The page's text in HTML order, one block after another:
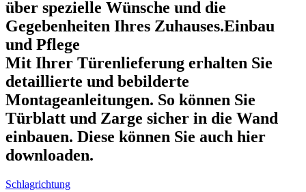
über spezielle Wünsche und die
Gegebenheiten Ihres Zuhauses.Einbau
und Pflege
Mit Ihrer Türenlieferung erhalten Sie
detaillierte und bebilderte
Montageanleitungen. So können Sie
Türblatt und Zarge sicher in die Wand
einbauen. Diese können Sie auch hier
downloaden.
Schlagrichtung